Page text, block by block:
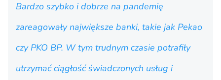
Bardzo szybko i dobrze na pandemię
zareagowały największe banki, takie jak Pekao
czy PKO BP. W tym trudnym czasie potrafiły
utrzymać ciągłość świadczonych usług i